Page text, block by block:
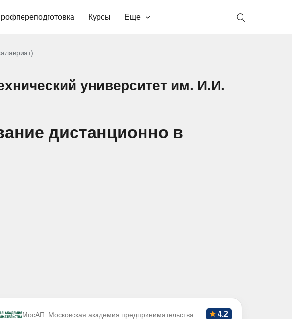
Курсы Еще
университет им. И.И.
дистанционно в
МосАП. Московская академия предпринимательства 4.2